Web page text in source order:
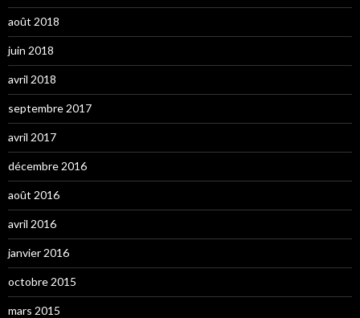
août 2018
juin 2018
avril 2018
septembre 2017
avril 2017
décembre 2016
août 2016
avril 2016
janvier 2016
octobre 2015
mars 2015